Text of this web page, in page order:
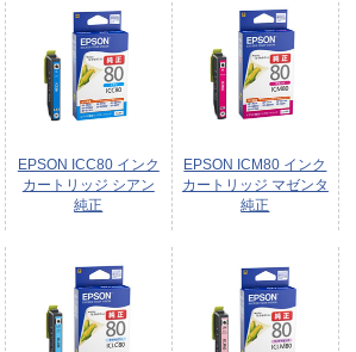
EPSON ICC80 インク
カートリッジ シアン
純正
EPSON ICM80 インク
カートリッジ マゼンタ
純正